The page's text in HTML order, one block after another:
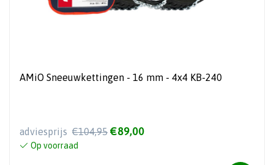
AMiO Sneeuwkettingen - 16 mm - 4x4 KB-240
adviesprijs €104,95 €89,00
Op voorraad